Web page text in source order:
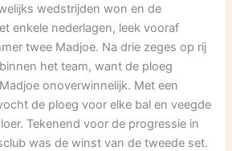
wedstrijden won en de
enkele nederlagen, leek vooraf
twee Madjoe. Na drie zeges op rij
het team, want de ploeg
onoverwinnelijk. Met een
de ploeg voor elke bal en veegde
Tekenend voor de progressie in
was de winst van de tweede set.